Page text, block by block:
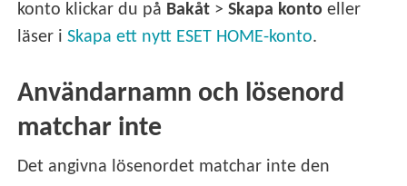
konto klickar du på Bakåt >Skapa konto eller
läser iSkapa ett nytt ESET HOME-konto.
Användarnamn och lösenord
matchar inte
Det angivna lösenordet matchar inte den